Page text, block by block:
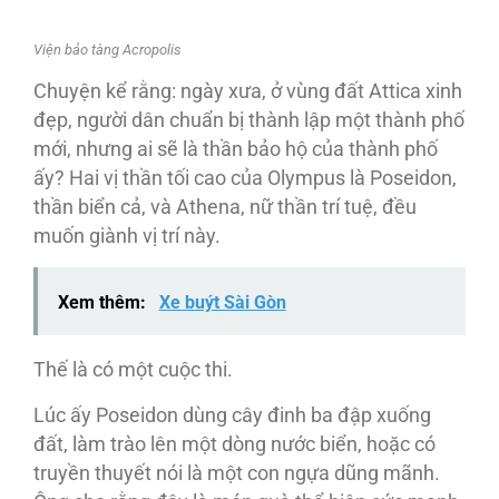
Viện bảo tàng Acropolis
Chuyện kể rằng: ngày xưa, ở vùng đất Attica xinh
đẹp, người dân chuẩn bị thành lập một thành phố
mới, nhưng ai sẽ là thần bảo hộ của thành phố
ấy? Hai vị thần tối cao của Olympus là Poseidon,
thần biển cả, và Athena, nữ thần trí tuệ, đều
muốn giành vị trí này.
Xem thêm: Xe buýt Sài Gòn
Thế là có một cuộc thi.
Lúc ấy Poseidon dùng cây đinh ba đập xuống
đất, làm trào lên một dòng nước biển, hoặc có
truyền thuyết nói là một con ngựa dũng mãnh.